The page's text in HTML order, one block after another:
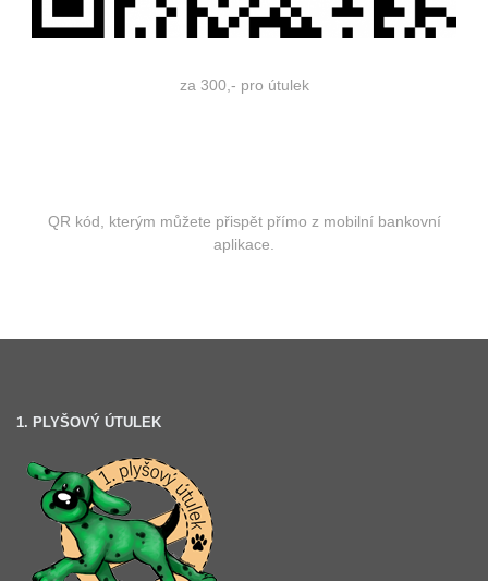
za 300,- pro útulek
QR kód, kterým můžete přispět přímo z mobilní bankovní
aplikace.
1. PLYŠOVÝ ÚTULEK